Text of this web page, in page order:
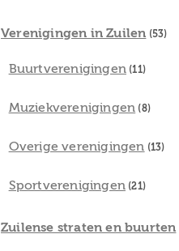
Verenigingen in Zuilen (53)
Buurtverenigingen (11)
Muziekverenigingen (8)
Overige verenigingen (13)
Sportverenigingen (21)
Zuilense straten en buurten